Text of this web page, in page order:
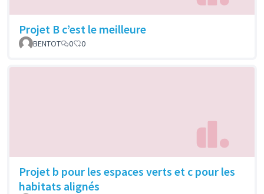
Projet B c’est le meilleure
BENTOT 0 0
Projet b pour les espaces verts et c pour les
habitats alignés